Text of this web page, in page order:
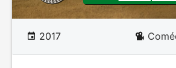
2017